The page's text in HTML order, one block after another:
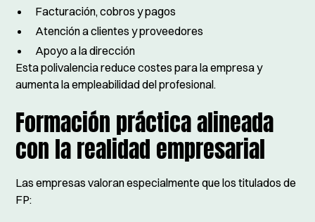
Facturación, cobros y pagos
Atención a clientes y proveedores
Apoyo a la dirección
Esta polivalencia reduce costes para la empresa y
aumenta la empleabilidad del profesional.
Formación práctica alineada
con la realidad empresarial
Las empresas valoran especialmente que los titulados de
FP: